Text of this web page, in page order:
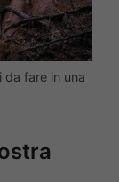
fare in una